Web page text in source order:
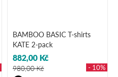
BAMBOO BASIC T-shirts
KATE 2-pack
882,00 Kč
980,00 Kč - 10%